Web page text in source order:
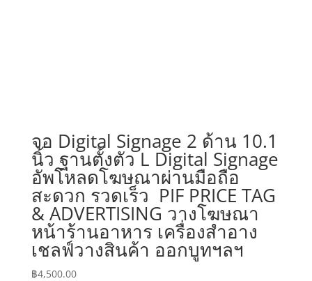
จอ Digital Signage 2 ด้าน 10.1
นิ้ว ฐานตั้งตัว L Digital Signage
อัพโหลดโฆษณาผ่านมือถือ
สะดวก รวดเร็ว PIF PRICE TAG
& ADVERTISING วางโฆษณา
หน้าร้านอาหาร เครื่องสำอาง
เชลฟ์วางสินค้า ออกบูทฯลฯ
฿4,500.00